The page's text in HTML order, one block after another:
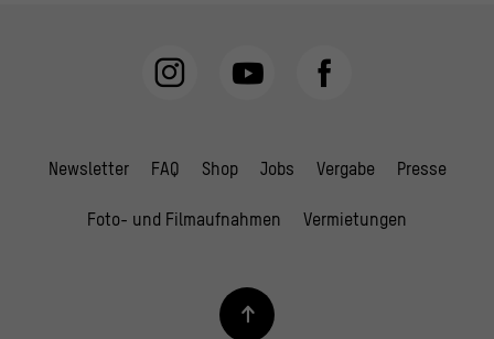
Newsletter FAQ Shop Jobs Vergabe Presse
Foto- und Filmaufnahmen Vermietungen